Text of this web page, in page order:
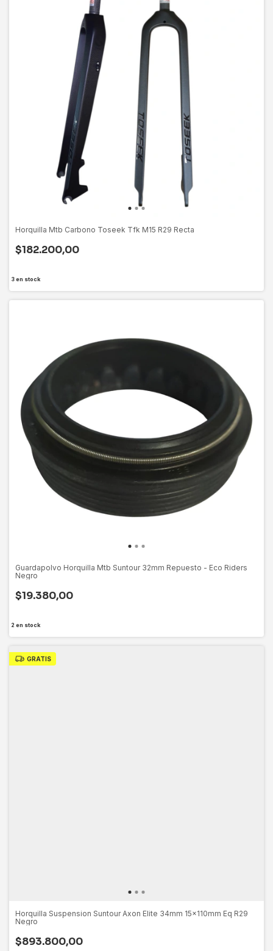
Horquilla Mtb Carbono Toseek Tfk M15 R29 Recta
$182.200,00
3en stock
Guardapolvo Horquilla Mtb Suntour 32mm Repuesto - Eco Riders
Negro
$19.380,00
2 en stock
GRATIS
Horquilla Suspension Suntour Axon Elite 34mm 15x110mm Eq R29
Negro
$893.800,00